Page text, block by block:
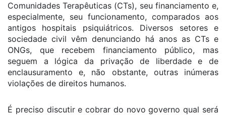
Comunidades Terapêuticas (CTs), seu financiamento e,
especialmente, seu funcionamento, comparados aos
antigos hospitais psiquiátricos. Diversos setores e
sociedade civil vêm denunciando há anos as CTs e
ONGs, que recebem financiamento público, mas
seguem a lógica da privação de liberdade e de
enclausuramento e, não obstante, outras inúmeras
violações de direitos humanos.
É preciso discutir e cobrar do novo governo qual será